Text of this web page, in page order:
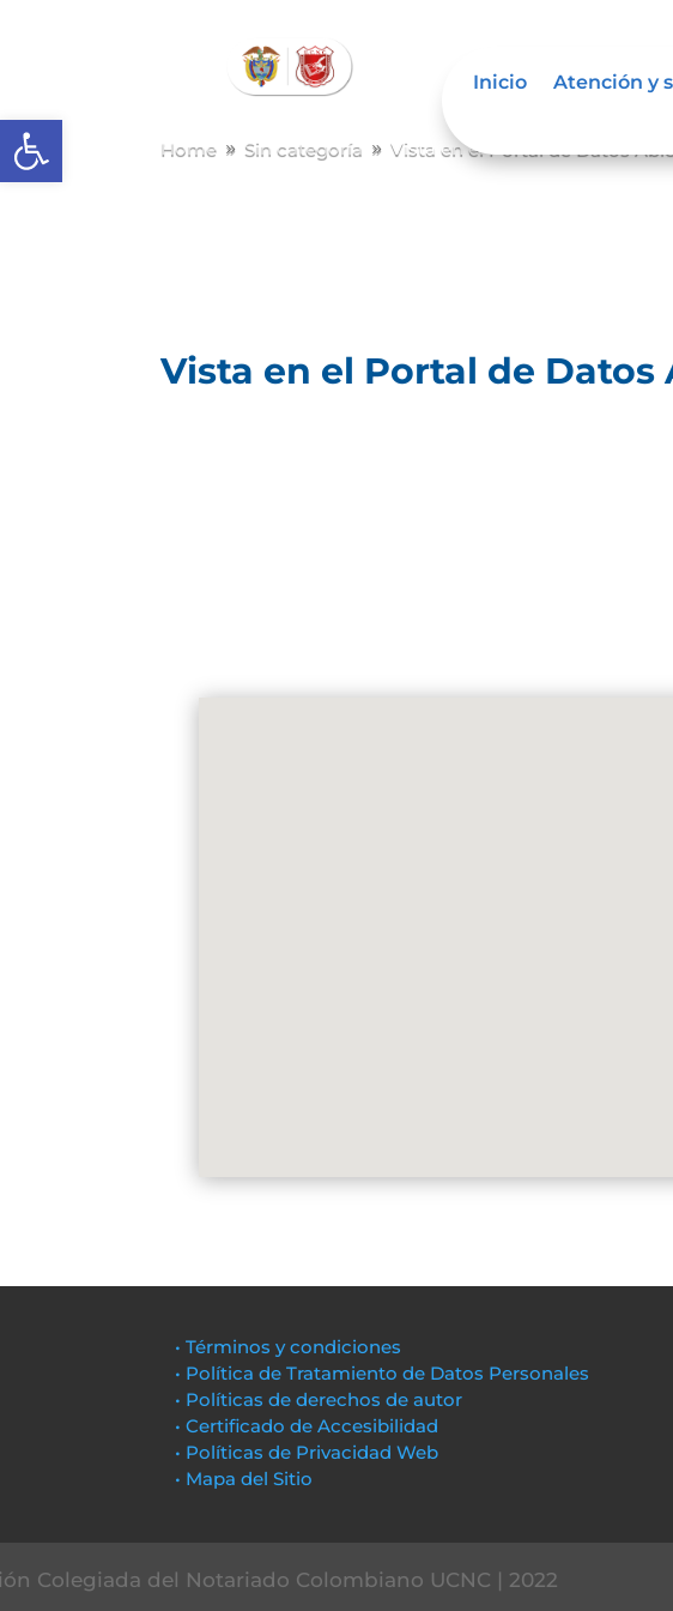
Abrir barra de herramientas
Inicio Atención y
Home 9 Sin categoría 9 Vista en el Portal de Datos
Vista en el Portal de
• Términos y condiciones
• Política de Tratamiento de Datos Personales
• Políticas de derechos de autor
• Certificado de Accesibilidad
• Políticas de Privacidad Web
• Mapa del Sitio
Colegiada del Notariado Colombiano UCNC | 2022